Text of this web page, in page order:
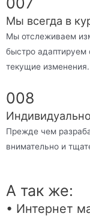
Мы всегда в
Мы отслеживаем
быстро адаптируем
текущие изменения.
008
Прежде чем
внимательно и
А так же:
• Интернет